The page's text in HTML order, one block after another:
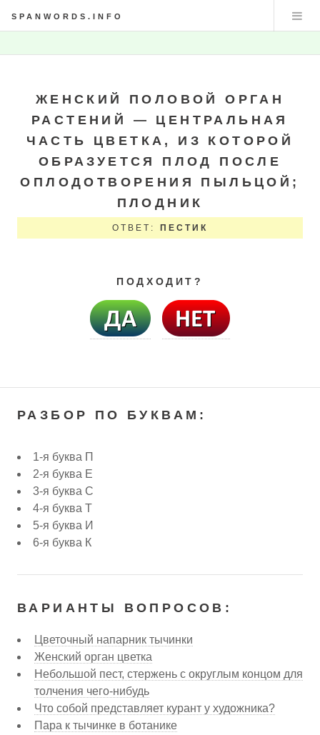
SPANWORDS.INFO
ЖЕНСКИЙ ПОЛОВОЙ ОРГАН
РАСТЕНИЙ — ЦЕНТРАЛЬНАЯ
ЧАСТЬ ЦВЕТКА, ИЗ КОТОРОЙ
ОБРАЗУЕТСЯ ПЛОД ПОСЛЕ
ОПЛОДОТВОРЕНИЯ ПЫЛЬЦОЙ;
ПЛОДНИК
ОТВЕТ: ПЕСТИК
ПОДХОДИТ?
РАЗБОР ПО БУКВАМ:
1-я буква П
2-я буква Е
3-я буква С
4-я буква Т
5-я буква И
6-я буква К
ВАРИАНТЫ ВОПРОСОВ:
Цветочный напарник тычинки
Женский орган цветка
Небольшой пест, стержень с округлым концом для
толчения чего-нибудь
Что собой представляет курант у художника?
Пара к тычинке в ботанике